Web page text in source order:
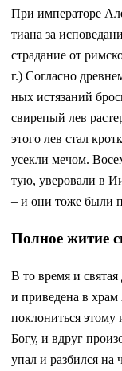
При им­пе­ра­то­ре
ти­а­на за
стра­да­ние от
г.) Со­глас­но
ных ис­тя­за­ний
сви­ре­пый лев
это­го лев стал
усек­ли ме­чом.
тую, уве­ро­ва­ли в
– и они то­же бы­ли
Полное житие
В то время и
и приведена в
поклониться
Богу, и вдруг
упал и разбился на